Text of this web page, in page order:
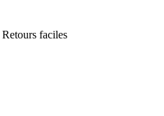
Retours faciles